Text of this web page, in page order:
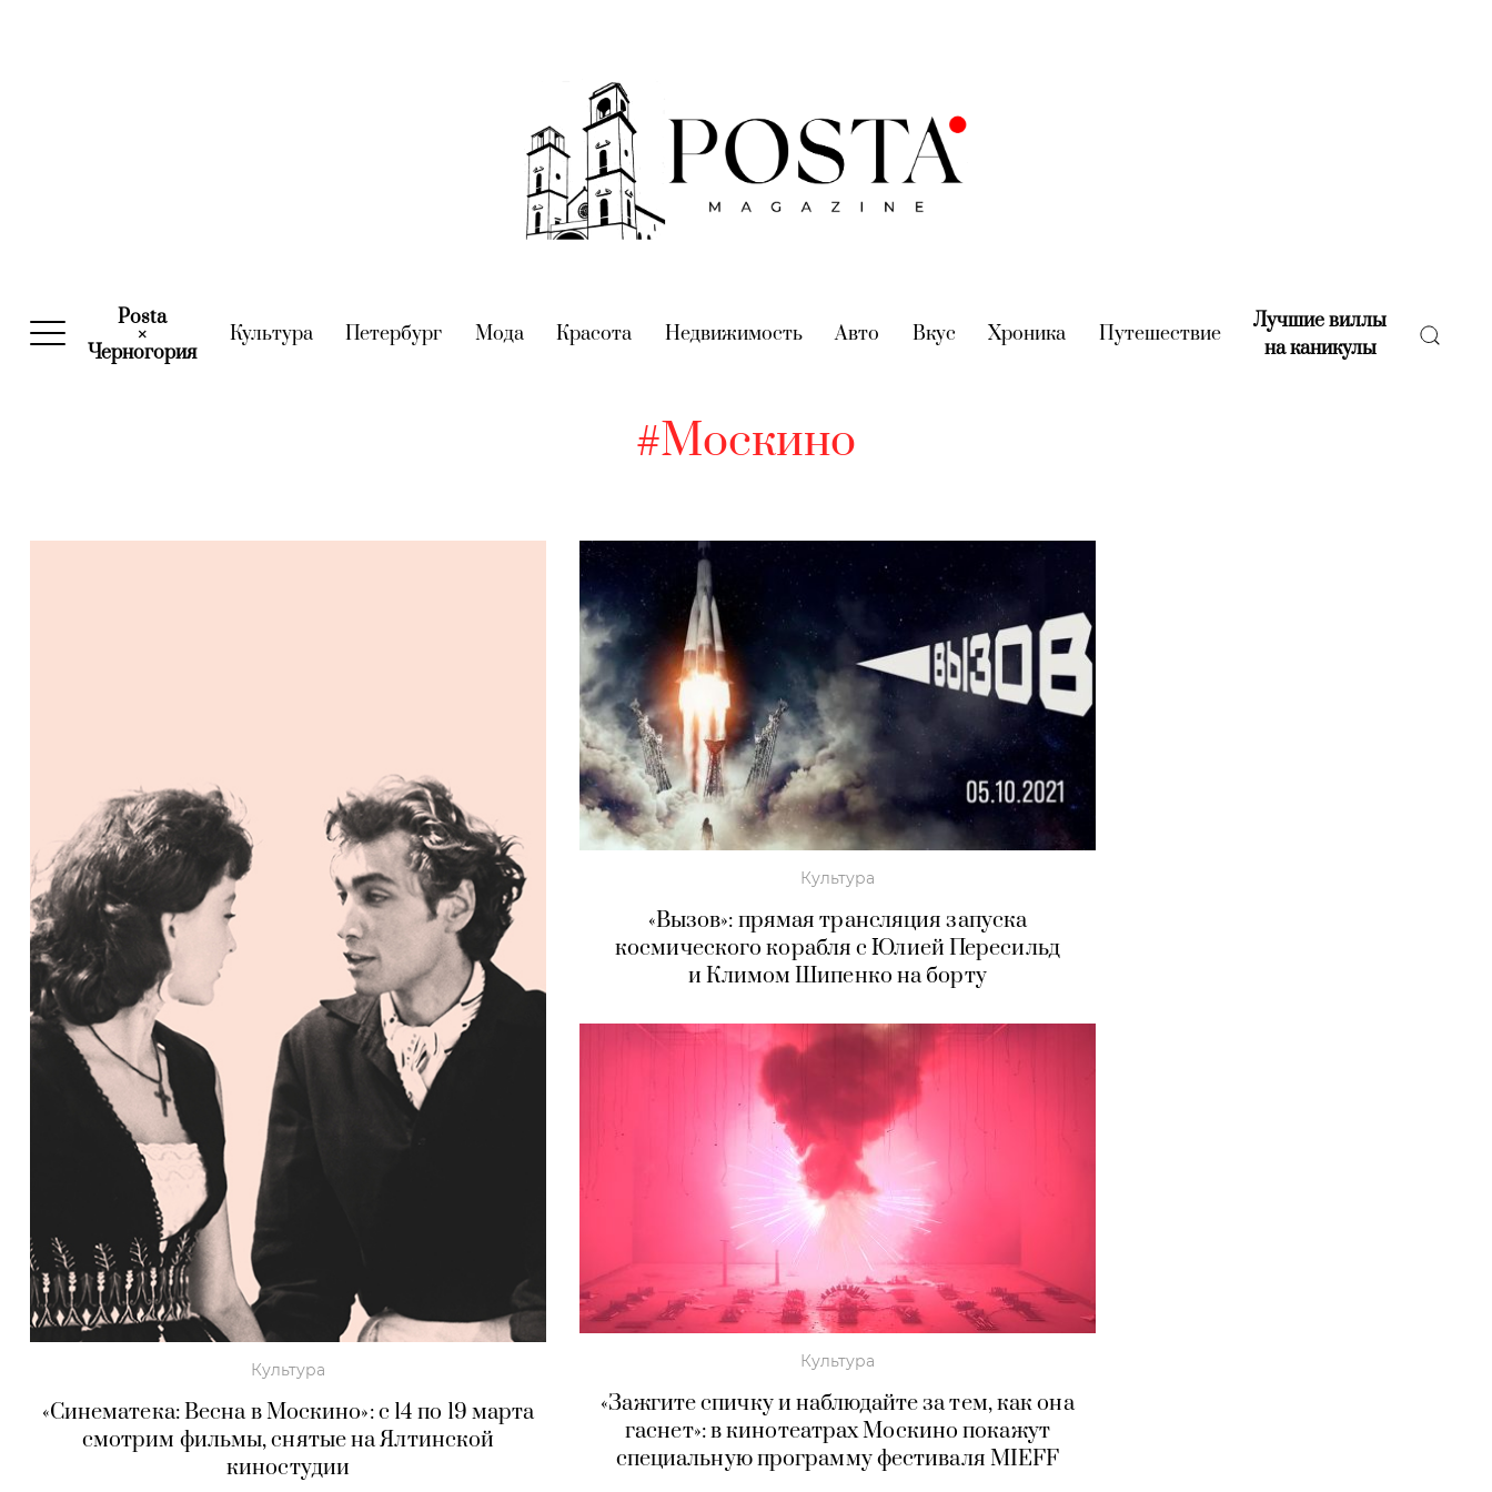
Posta
×
Черногория(current)
Культура(current)
Петербург (current)
Мода(current)
Красота (current)
Недвижимость(current)
Авто (current)
Вкус (current)
Хроника (current)
Путешествие(current)
Лучшие виллы
на каникулы(current)
#Москино
Культура
«Синематека: Весна в Москино»: с 14 по 19 марта
смотрим фильмы, снятые на Ялтинской
киностудии
Культура
«Вызов»: прямая трансляция запуска
космического корабля с Юлией Пересильд
и Климом Шипенко на борту
Культура
«Зажгите спичку и наблюдайте за тем, как она
гаснет»: в кинотеатрах Москино покажут
специальную программу фестиваля MIEFF